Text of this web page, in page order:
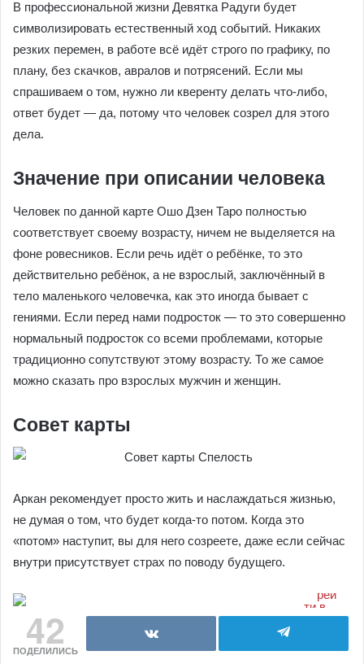
В профессиональной жизни Девятка Радуги будет
символизировать естественный ход событий. Никаких
резких перемен, в работе всё идёт строго по графику, по
плану, без скачков, авралов и потрясений. Если мы
спрашиваем о том, нужно ли кверенту делать что-либо,
ответ будет — да, потому что человек созрел для этого
дела.
Значение при описании человека
Человек по данной карте Ошо Дзен Таро полностью
соответствует своему возрасту, ничем не выделяется на
фоне ровесников. Если речь идёт о ребёнке, то это
действительно ребёнок, а не взрослый, заключённый в
тело маленького человечка, как это иногда бывает с
гениями. Если перед нами подросток — то это совершенно
нормальный подросток со всеми проблемами, которые
традиционно сопутствуют этому возрасту. То же самое
можно сказать про взрослых мужчин и женщин.
Совет карты
Аркан рекомендует просто жить и наслаждаться жизнью,
не думая о том, что будет когда-то потом. Когда это
«потом» наступит, вы для него созреете, даже если сейчас
внутри присутствует страх по поводу будущего.
42
ПОДЕЛИЛИСЬ